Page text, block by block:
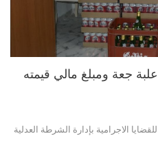
تونس: حجز أكثر من 51000 علبة جعة ومبلغ مالي قيمته
الاجرامية بإدارة الشرطة العدلية